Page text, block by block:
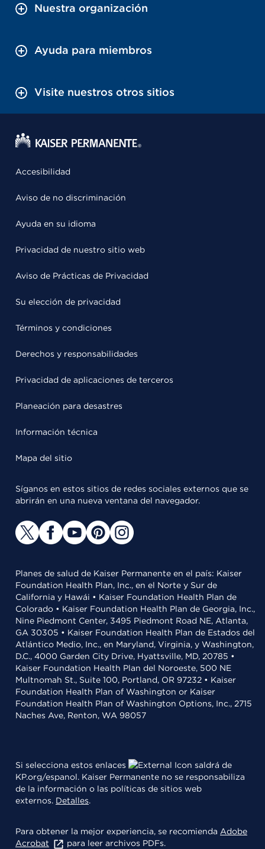
Nuestra organización
Ayuda para miembros
Visite nuestros otros sitios
Accesibilidad
Aviso de no discriminación
Ayuda en su idioma
Privacidad de nuestro sitio web
Aviso de Prácticas de Privacidad
Su elección de privacidad
Términos y condiciones
Derechos y responsabilidades
Privacidad de aplicaciones de terceros
Planeación para desastres
Información técnica
Mapa del sitio
Síganos en estos sitios de redes sociales externos que se
abrirán en una nueva ventana del navegador.
Planes de salud de Kaiser Permanente en el país: Kaiser
Foundation Health Plan, Inc., en el Norte y Sur de
California y Hawái • Kaiser Foundation Health Plan de
Colorado • Kaiser Foundation Health Plan de Georgia, Inc.,
Nine Piedmont Center, 3495 Piedmont Road NE, Atlanta,
GA 30305 • Kaiser Foundation Health Plan de Estados del
Atlántico Medio, Inc., en Maryland, Virginia, y Washington,
D.C., 4000 Garden City Drive, Hyattsville, MD, 20785 •
Kaiser Foundation Health Plan del Noroeste, 500 NE
Multnomah St., Suite 100, Portland, OR 97232 • Kaiser
Foundation Health Plan of Washington or Kaiser
Foundation Health Plan of Washington Options, Inc., 2715
Naches Ave, Renton, WA 98057
Si selecciona estos enlaces
saldrá de
KP.org/espanol. Kaiser Permanente no se responsabiliza
de la información o las políticas de sitios web
externos. Detalles.
Para obtener la mejor experiencia, se recomienda Adobe
Acrobat
para leer archivos PDFs.